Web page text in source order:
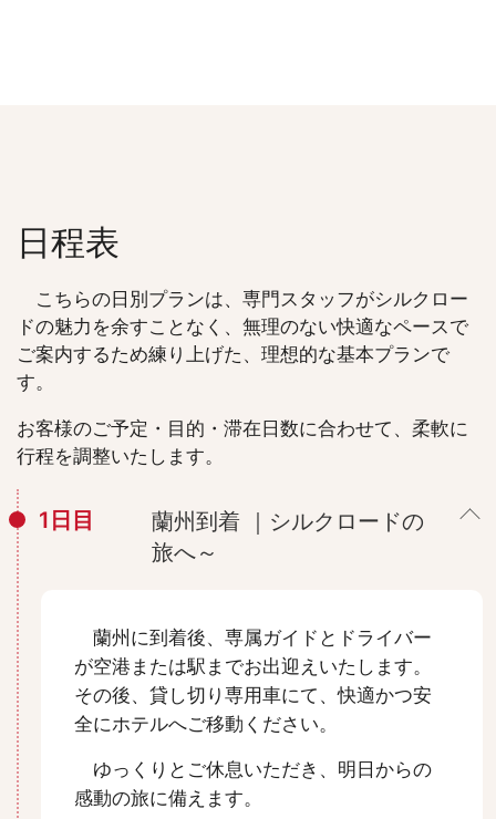
日程表
こちらの日別プランは、専門スタッフがシルクロー
ドの魅力を余すことなく、無理のない快適なペースで
ご案内するため練り上げた、理想的な基本プランで
す。
お客様のご予定・目的・滞在日数に合わせて、柔軟に
行程を調整いたします。
1日目
蘭州到着 ｜シルクロードの
旅へ～
蘭州に到着後、専属ガイドとドライバー
が空港または駅までお出迎えいたします。
その後、貸し切り専用車にて、快適かつ安
全にホテルへご移動ください。
ゆっくりとご休息いただき、明日からの
感動の旅に備えます。